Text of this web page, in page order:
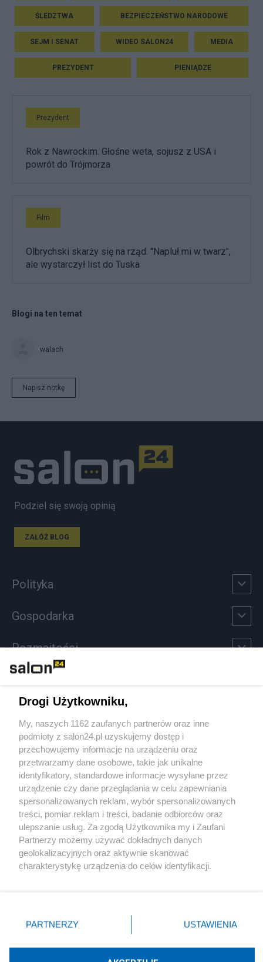
ŚLEDZTWA BEZPIECZEŃSTWO NARODOWE
SEJM I SENAT WIDEO SALON24 MEDIA
PREZYDENT PIENIĄDZE
Prezydent
Rok z Nawrockim. Głośne weta, sojusz z USA i
powrót do Trójmorza
Film
Olbrychski skarży się na rząd. "Napluł mi w twarz",
ale wystarczył list do Tuska
Blogi na ten temat
walach
Napisz notkę
Podziel się swoją opinią
ZAŁÓŻ BLOG
Polityka
Gospodarka
Rozmaitości
Sport
Społeczeństwo
Kultura
X Facebook Instagram Youtube
Drogi Użytkowniku,
My, naszych 1162 zaufanych partnerów oraz inne
podmioty z salon24.pl uzyskujemy dostęp i
przechowujemy informacje na urządzeniu oraz
przetwarzamy dane osobowe, takie jak unikalne
identyfikatory, standardowe informacje wysyłane przez
urządzenie czy dane przeglądania w celu zapewniania
spersonalizowanych reklam, wybór spersonalizowanych
treści, pomiar reklam i treści, badanie odbiorców oraz
ulepszanie usług. Za zgodą Użytkownika my i Zaufani
Partnerzy możemy używać dokładnych danych
geolokalizacyjnych oraz aktywnie skanować
charakterystykę urządzenia do celów identyfikacji.
zmienić/wycofać klikając przycisk ustawień prywatności
znajdujący się w lewym dolnym rogu strony
rodzaje przetwarzania danych nie wymagają zgody
użytkownika, ale masz prawo sprzeciwić się takiemu
PARTNERZY USTAWIENIA